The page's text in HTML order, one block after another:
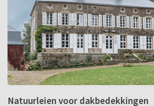
Natuurleien voor dakbedekkingen